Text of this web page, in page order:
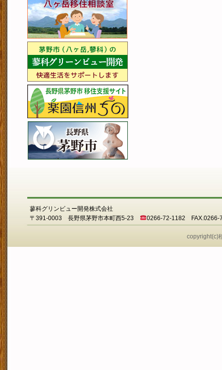
蓼科グリンビュー開発株式会社
〒391-0003 長野県茅野市本町西5-23
0266-72-1182 FAX.0266-
copyright(c)